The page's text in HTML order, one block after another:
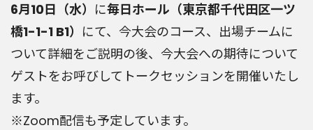
6月10日（水） に毎日ホール（東京都千代田区一ツ
橋1-1-1 B1） にて、今大会のコース、出場チームに
ついて詳細をご説明の後、今大会への期待について
ゲストをお呼びしてトークセッションを開催いたし
ます。
※Zoom配信も予定しています。